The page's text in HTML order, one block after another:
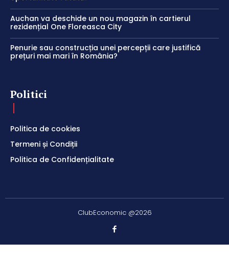
Auchan va deschide un nou magazin în cartierul
rezidențial One Floreasca City
Penurie sau construcția unei percepții care justifică
prețuri mai mari în România?
Politici
Politica de cookies
Termeni și Condiții
Politica de Confidențialitate
ClubEconomic @2026